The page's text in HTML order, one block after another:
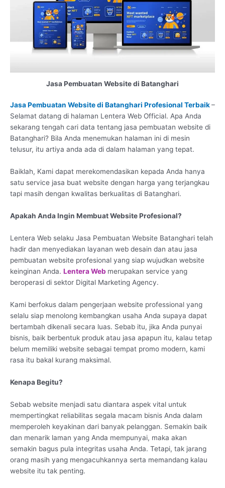
Jasa Pembuatan Website di Batanghari
Jasa Pembuatan Website di Batanghari Profesional Terbaik–
Selamat datang di halaman Lentera Web Official. Apa Anda
sekarang tengah cari data tentang jasa pembuatan website di
Batanghari? Bila Anda menemukan halaman ini di mesin
telusur, itu artiya anda ada di dalam halaman yang tepat.
Baiklah, Kami dapat merekomendasikan kepada Anda hanya
satu service jasa buat website dengan harga yang terjangkau
tapi masih dengan kwalitas berkualitas di Batanghari.
Apakah Anda Ingin Membuat Website Profesional?
Lentera Web selaku Jasa Pembuatan Website Batanghari telah
hadir dan menyediakan layanan web desain dan atau jasa
pembuatan website profesional yang siap wujudkan website
keinginan Anda. Lentera Web merupakan service yang
beroperasi di sektor Digital Marketing Agency.
Kami berfokus dalam pengerjaan website professional yang
selalu siap menolong kembangkan usaha Anda supaya dapat
bertambah dikenali secara luas. Sebab itu, jika Anda punyai
bisnis, baik berbentuk produk atau jasa apapun itu, kalau tetap
belum memiliki website sebagai tempat promo modern, kami
rasa itu bakal kurang maksimal.
Kenapa Begitu?
Sebab website menjadi satu diantara aspek vital untuk
mempertingkat reliabilitas segala macam bisnis Anda dalam
memperoleh keyakinan dari banyak pelanggan. Semakin baik
dan menarik laman yang Anda mempunyai, maka akan
semakin bagus pula integritas usaha Anda. Tetapi, tak jarang
orang masih yang mengacuhkannya serta memandang kalau
website itu tak penting.